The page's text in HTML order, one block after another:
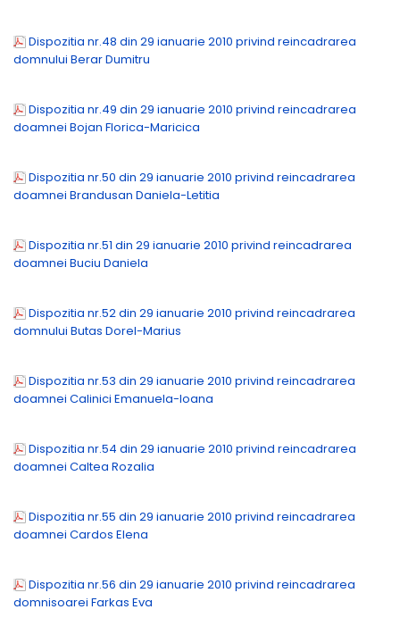
Dispozitia nr.48 din 29 ianuarie 2010 privind reincadrarea
domnului Berar Dumitru
Dispozitia nr.49 din 29 ianuarie 2010 privind reincadrarea
doamnei Bojan Florica-Maricica
Dispozitia nr.50 din 29 ianuarie 2010 privind reincadrarea
doamnei Brandusan Daniela-Letitia
Dispozitia nr.51 din 29 ianuarie 2010 privind reincadrarea
doamnei Buciu Daniela
Dispozitia nr.52 din 29 ianuarie 2010 privind reincadrarea
domnului Butas Dorel-Marius
Dispozitia nr.53 din 29 ianuarie 2010 privind reincadrarea
doamnei Calinici Emanuela-Ioana
Dispozitia nr.54 din 29 ianuarie 2010 privind reincadrarea
doamnei Caltea Rozalia
Dispozitia nr.55 din 29 ianuarie 2010 privind reincadrarea
doamnei Cardos Elena
Dispozitia nr.56 din 29 ianuarie 2010 privind reincadrarea
domnisoarei Farkas Eva